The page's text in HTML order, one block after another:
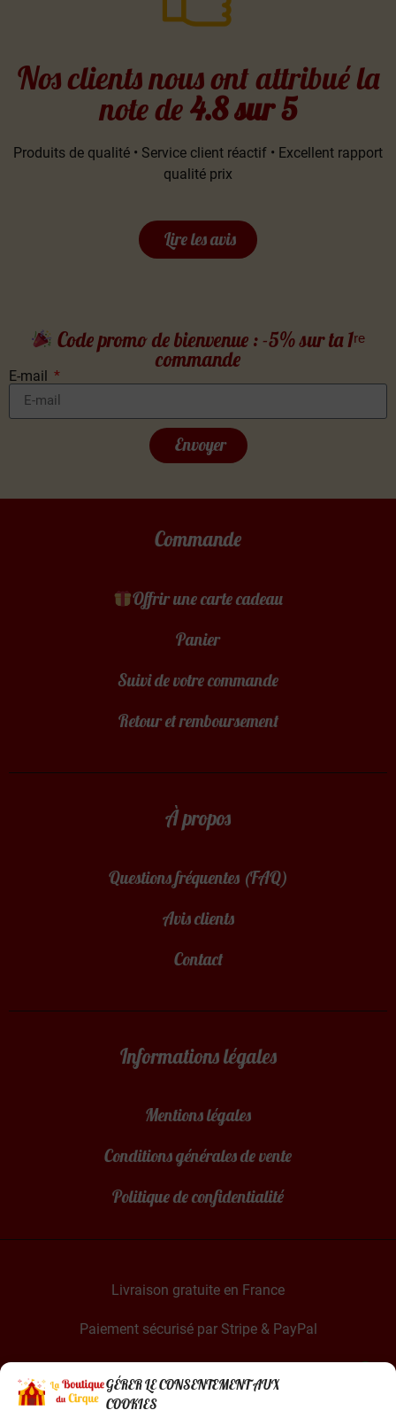
GÉRER LE CONSENTEMENT AUX
COOKIES
Nos clients nous ont attribué la
note de4.8 sur 5
Produits de qualité • Service client réactif • Excellent rapport
qualité prix
Lire les avis
Code promo de bienvenue : -5% sur ta 1ʳᵉ
commande
E-mail
Envoyer
Commande
Offrir une carte cadeau
Panier
Suivi de votre commande
Retour et remboursement
À propos
Questions fréquentes (FAQ)
Avis clients
Contact
Informations légales
Mentions légales
Conditions générales de vente
Politique de confidentialité
Livraison gratuite en France
Paiement sécurisé par Stripe & PayPal